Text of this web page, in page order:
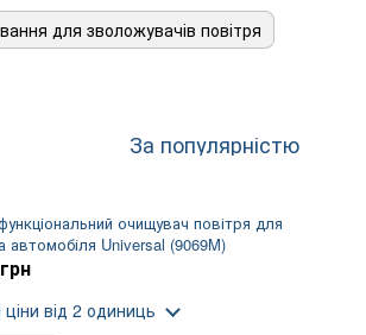
для зволожувачів повітря
За популярністю
очищувач повітря для
автомобіля Universal (9069M)
від 2 одиниць